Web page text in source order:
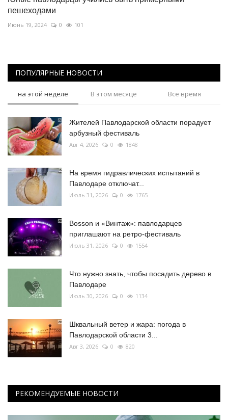
пешеходами
Июнь 19, 2024 0 101
ПОПУЛЯРНЫЕ НОВОСТИ
на этой неделе В этом месяце Все время
Жителей Павлодарской области порадует
арбузный фестиваль
Авг 4, 2026 0 1848
На время гидравлических испытаний в
Павлодаре отключат...
Июль 31, 2026 0 1765
Bosson и «Винтаж»: павлодарцев
приглашают на ретро-фестиваль
Июль 31, 2026 0 1554
Что нужно знать, чтобы посадить дерево в
Павлодаре
Июль 30, 2026 0 1134
Шквальный ветер и жара: погода в
Павлодарской области 3...
Авг 3, 2026 0 820
РЕКОМЕНДУЕМЫЕ НОВОСТИ